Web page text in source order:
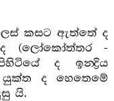
කසට ඇත්තේ ද
(ලෝකෝත්තර -
ද ඉන‍්‍ද්‍රිය
යුක්ත ද හෙතෙමේ
යි.